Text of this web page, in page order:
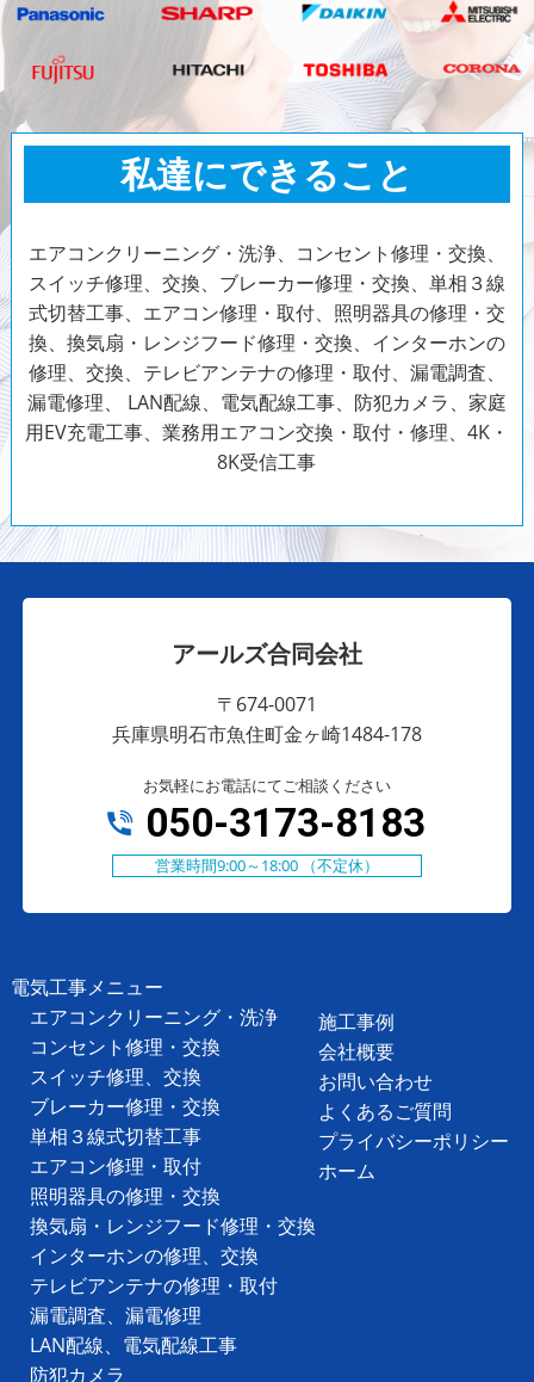
私達にできること
エアコンクリーニング・洗浄、コンセント修理・交換、
スイッチ修理、交換、ブレーカー修理・交換、単相３線
式切替工事、エアコン修理・取付、照明器具の修理・交
換、換気扇・レンジフード修理・交換、インターホンの
修理、交換、テレビアンテナの修理・取付、漏電調査、
漏電修理、 LAN配線、電気配線工事、防犯カメラ、家庭
用EV充電工事、業務用エアコン交換・取付・修理、4K・
8K受信工事
アールズ合同会社
〒674-0071
兵庫県明石市魚住町金ヶ崎1484-178
お気軽にお電話にてご相談ください
050-3173-8183
営業時間9:00～18:00 （不定休）
電気工事メニュー
エアコンクリーニング・洗浄
コンセント修理・交換
スイッチ修理、交換
ブレーカー修理・交換
単相３線式切替工事
エアコン修理・取付
照明器具の修理・交換
換気扇・レンジフード修理・交換
インターホンの修理、交換
テレビアンテナの修理・取付
漏電調査、漏電修理
LAN配線、電気配線工事
防犯カメラ
施工事例
会社概要
お問い合わせ
よくあるご質問
プライバシーポリシー
ホーム